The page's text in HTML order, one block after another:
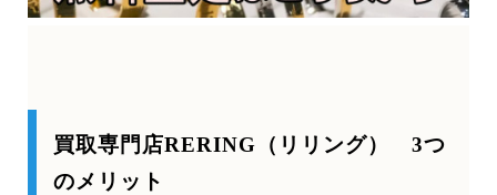
買取専門店RERING（リリング） 3つ
のメリット